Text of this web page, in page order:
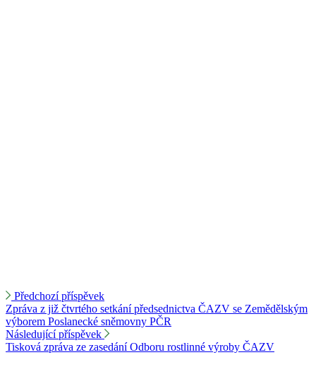
Předchozí příspěvek
Zpráva z již čtvrtého setkání předsednictva ČAZV se Zemědělským
výborem Poslanecké sněmovny PČR
Následující příspěvek
Tisková zpráva ze zasedání Odboru rostlinné výroby ČAZV